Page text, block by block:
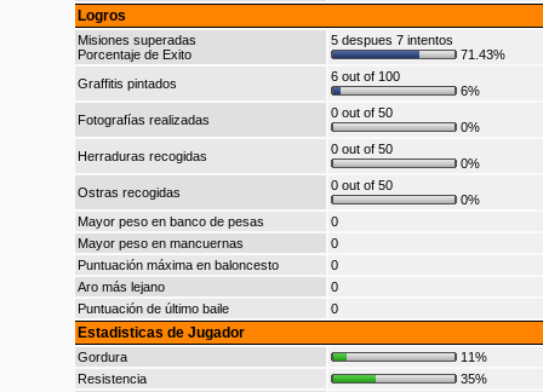
Logros
Misiones superadas
Porcentaje de Exito
5 despues 7 intentos
71.43%
Graffitis pintados
6 out of 100
6%
Fotografías realizadas
0 out of 50
0%
Herraduras recogidas
0 out of 50
0%
Ostras recogidas
0 out of 50
0%
Mayor peso en banco de pesas
0
Mayor peso en mancuernas
0
Puntuación máxima en baloncesto
0
Aro más lejano
0
Puntuación de último baile
0
Estadisticas de Jugador
Gordura
11%
Resistencia
35%